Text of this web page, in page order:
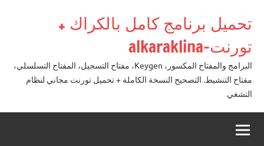
تحميل برنامج كامل بالكراك +
تورنت-alkaraklina
البرامج والمفتاح المكسور، Keygen، مفتاح التسجيل، المفتاح التسلسلي،
مفتاح التنشيط. التصحيح النسخة الكاملة + تحميل تورنت مجاني لنظام
التشغي